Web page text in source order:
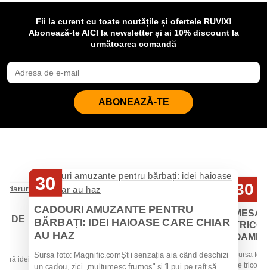
Fii la curent cu toate noutățile și ofertele RUVIX!
Abonează-te AICI la newsletter și ai 10% discount la
următoarea comandă
ABONEAZĂ-TE
DE
idei
30
CADOURI AMUZANTE PENTRU
BĂRBAȚI: IDEI HAIOASE CARE CHIAR
AU HAZ
Sursa foto: Magnific.comȘtii senzația aia când deschizi
un cadou, zici „mulțumesc frumos" și îl pui pe raft să
30
Sursa
de